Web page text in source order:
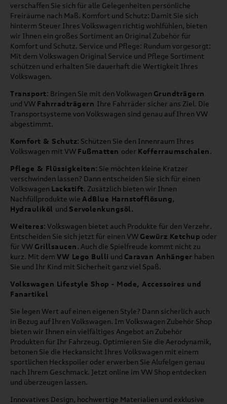
verschaffen Sie sich für alle Gelegenheiten persönliche
Freiräume nach Maß. Komfort und Schutz: Damit Sie sich
hinterm Steuer Ihres Volkswagen richtig wohlfühlen, bieten
wir Ihnen ein großes Sortiment an Original Zubehör für
Komfort und Schutz. Service und Pflege: Rundum vorgesorgt:
Mit dem Volkswagen Original Service und Pflege Sortiment
schützen und erhalten Sie dauerhaft die Wertigkeit Ihres
Volkswagen.
Transport: Bringen Sie mit den Volkwagen Grundträgern
und VW Fahrradträgern Ihre Fahrräder sicher ans Ziel. Die
Transportsysteme von Volkswagen sind genau auf Ihren VW
abgestimmt.
Komfort & Schutz: Schützen Sie den Innenraum Ihres
Volkswagen mit VW Fußmatten oder Kofferraumschalen.
Pflege & Flüssigkeiten: Sie möchten kleine Kratzer
verschwinden lassen? Dann entscheiden Sie sich für einen
Volkswagen Lackstift. Zusätzlich bieten wir Ihnen
Nachfüllprodukte wie AdBlue Harnstofflösung,
Hydrauliköl und Servolenkungsöl.
Weiteres: Volkswagen bietet auch Produkte für den Verzehr.
Entscheiden Sie sich jetzt für einen VW Gewürz Ketchup oder
für VW Grillsaucen. Auch die Spielfreude kommt nicht zu
kurz. Mit dem VW Lego Bulli und Caravan Anhänger haben
Sie und Ihr Kind mit Sicherheit ganz viel Spaß.
Volkswagen Lifestyle Shop - Mode, Accessoires und
Fanartikel
Sie legen Wert auf einen eigenen Style? Dann sicherlich auch
in Bezug auf Ihren Volkswagen. Im Volkswagen Zubehör Shop
bieten wir Ihnen ein vielfältiges Angebot an Zubehör
Produkten für Ihr Fahrzeug. Optimieren Sie die Aerodynamik,
betonen Sie die Heckansicht Ihres Volkswagen mit einem
sportlichen Heckspoiler oder erwerben Sie Alufelgen genau
nach Ihrem Geschmack. Jetzt online im VW Shop entdecken
und überzeugen lassen.
Innovatives Design, hochwertige Materialien und exklusive